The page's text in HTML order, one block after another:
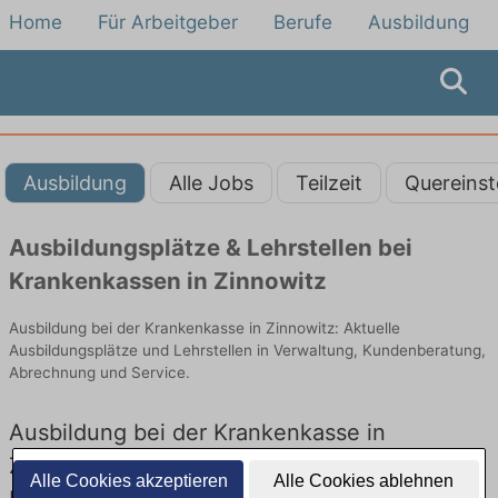
Alle Cookies akzeptieren Alle Cookies ablehnen
Home Für Arbeitgeber Berufe Ausbildung
Ausbildung Alle Jobs Teilzeit
Ausbildungsplätze & Lehrstellen bei
Krankenkassen in Zinnowitz
Ausbildung bei der Krankenkasse in Zinnowitz: Aktuelle
Ausbildungsplätze und Lehrstellen in Verwaltung, Kundenberatung,
Abrechnung und Service.
Ausbildung bei der Krankenkasse in
Zinnowitz – Ausbildungsplätze und